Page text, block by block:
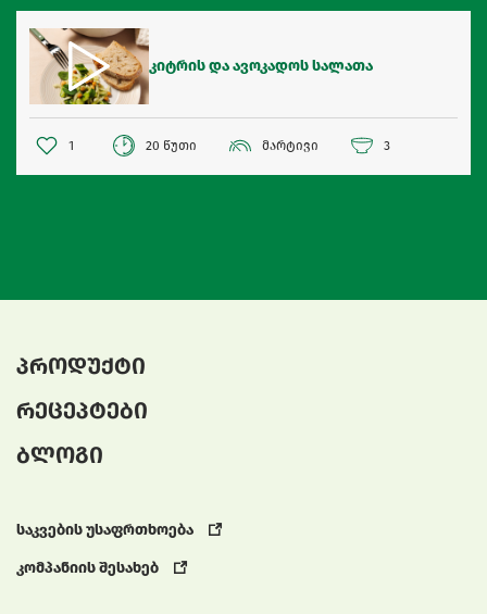
კიტრის და ავოკადოს სალათა
1 20 წუთი მარტივი 3
პროდუქტი
რეცეპტები
ბლოგი
საკვების უსაფრთხოება
კომპანიის შესახებ